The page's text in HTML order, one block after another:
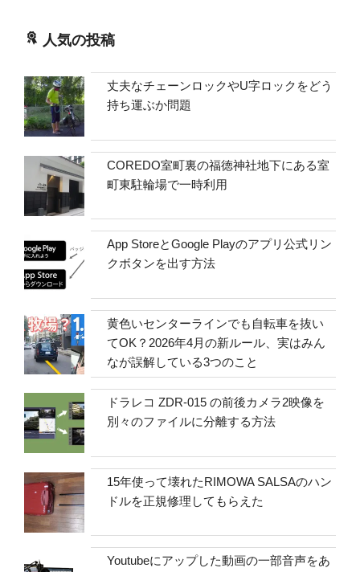
人気の投稿
丈夫なチェーンロックやU字ロックをどう
持ち運ぶか問題
COREDO室町裏の福徳神社地下にある室
町東駐輪場で一時利用
App StoreとGoogle Playのアプリ公式リン
クボタンを出す方法
黄色いセンターラインでも自転車を抜い
てOK？2026年4月の新ルール、実はみん
なが誤解している3つのこと
ドラレコ ZDR-015 の前後カメラ2映像を
別々のファイルに分離する方法
15年使って壊れたRIMOWA SALSAのハン
ドルを正規修理してもらえた
Youtubeにアップした動画の一部音声をあ